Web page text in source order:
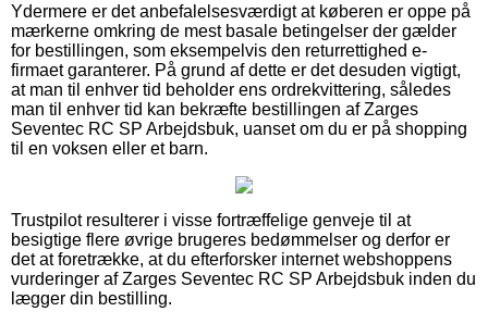
Ydermere er det anbefalelsesværdigt at køberen er oppe på
mærkerne omkring de mest basale betingelser der gælder
for bestillingen, som eksempelvis den returrettighed e-
firmaet garanterer. På grund af dette er det desuden vigtigt,
at man til enhver tid beholder ens ordrekvittering, således
man til enhver tid kan bekræfte bestillingen af Zarges
Seventec RC SP Arbejdsbuk, uanset om du er på shopping
til en voksen eller et barn.
Trustpilot resulterer i visse fortræffelige genveje til at
besigtige flere øvrige brugeres bedømmelser og derfor er
det at foretrække, at du efterforsker internet webshoppens
vurderinger af Zarges Seventec RC SP Arbejdsbuk inden du
lægger din bestilling.